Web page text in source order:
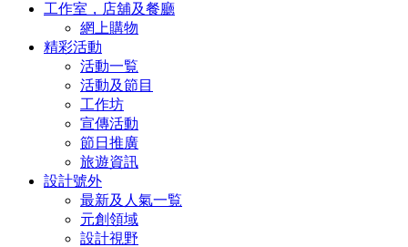
工作室，店舖及餐廳
網上購物
精彩活動
活動一覧
活動及節目
工作坊
宣傳活動
節日推廣
旅遊資訊
設計號外
最新及人氣一覧
元創領域
設計視野